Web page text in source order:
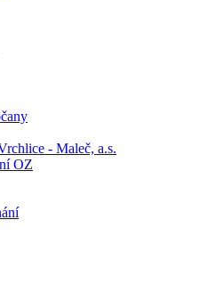
- Maleč, a.s.
OZ